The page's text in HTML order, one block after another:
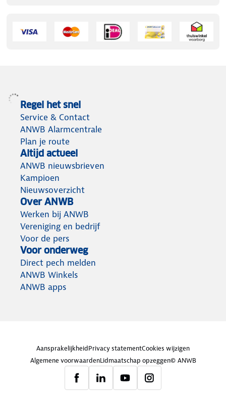
Regel het snel
Service & Contact
ANWB Alarmcentrale
Plan je route
Altijd actueel
ANWB nieuwsbrieven
Kampioen
Nieuwsoverzicht
Over ANWB
Werken bij ANWB
Vereniging en bedrijf
Voor de pers
Voor onderweg
Direct pech melden
ANWB Winkels
ANWB apps
AansprakelijkheidPrivacy statementCookies wijzigen
Algemene voorwaardenLidmaatschap opzeggen© ANWB